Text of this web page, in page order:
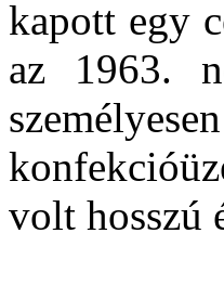
kapott egy
az 1963.
volt hosszú